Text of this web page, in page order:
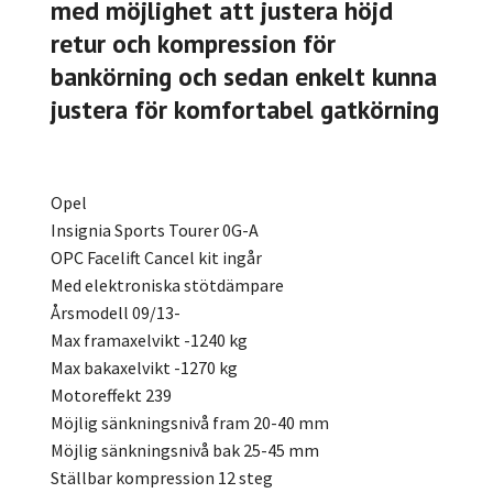
med möjlighet att justera höjd
retur och kompression för
bankörning och sedan enkelt kunna
justera för komfortabel gatkörning
Opel
Insignia Sports Tourer 0G-A
OPC Facelift Cancel kit ingår
Med elektroniska stötdämpare
Årsmodell 09/13-
Max framaxelvikt -1240 kg
Max bakaxelvikt -1270 kg
Motoreffekt 239
Möjlig sänkningsnivå fram 20-40 mm
Möjlig sänkningsnivå bak 25-45 mm
Ställbar kompression 12 steg